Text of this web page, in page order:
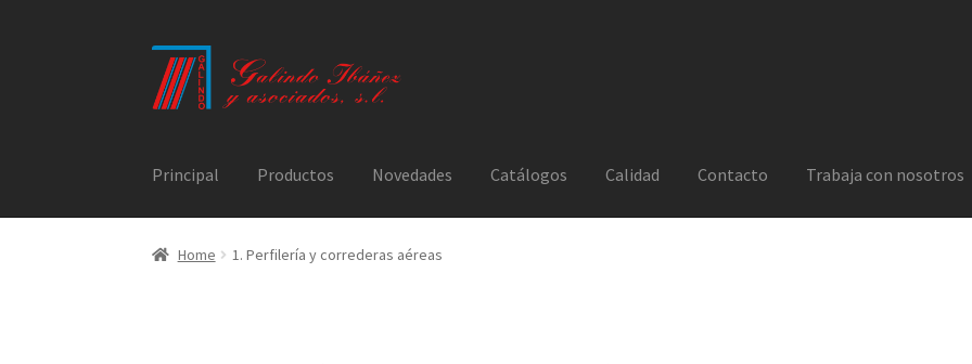
Ir
a
la
Ir
al
contenido
Principal Productos Novedades Catálogos Calidad Contacto Trabaja con nosotros
Home 1. Perfilería y correderas aéreas